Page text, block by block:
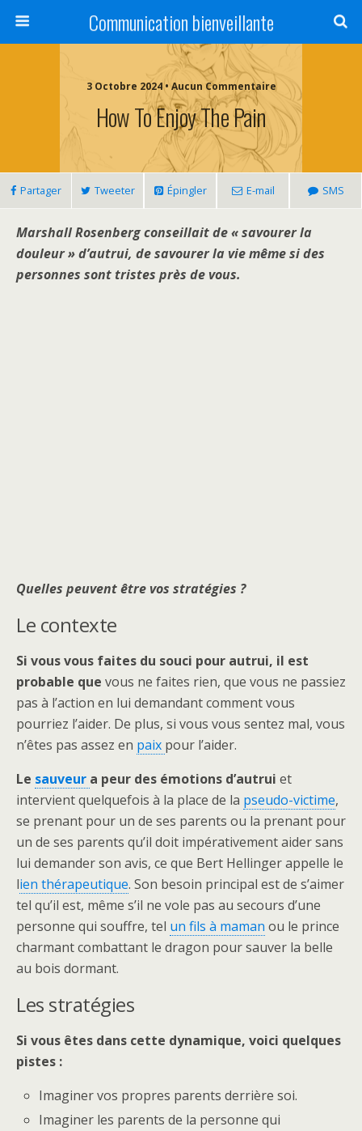
Communication bienveillante
3 Octobre 2024 • Aucun Commentaire
How To Enjoy The Pain
Partager Tweeter Épingler E-mail SMS
Marshall Rosenberg conseillait de « savourer la
douleur » d’autrui, de savourer la vie même si des
personnes sont tristes près de vous.
Quelles peuvent être vos stratégies ?
Le contexte
Si vous vous faites du souci pour autrui, il est
probable que vous ne faites rien, que vous ne passiez
pas à l’action en lui demandant comment vous
pourriez l’aider. De plus, si vous vous sentez mal, vous
n’êtes pas assez en paix pour l’aider.
Le sauveur a peur des émotions d’autrui et
intervient quelquefois à la place de la pseudo-victime,
se prenant pour un de ses parents ou la prenant pour
un de ses parents qu’il doit impérativement aider sans
lui demander son avis, ce que Bert Hellinger appelle le
lien thérapeutique. Son besoin principal est de s’aimer
tel qu’il est, même s’il ne vole pas au secours d’une
personne qui souffre, tel un fils à maman ou le prince
charmant combattant le dragon pour sauver la belle
au bois dormant.
Les stratégies
Si vous êtes dans cette dynamique, voici quelques
pistes :
Imaginer vos propres parents derrière soi.
Imaginer les parents de la personne qui